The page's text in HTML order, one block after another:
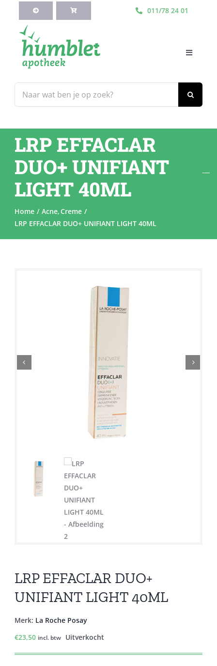
inhoud
011/78 24 01
naar:
Toggle
Webshop
Blog
Diensten
LRP EFFACLAR
DUO+ UNIFIANT
LIGHT 40ML
Home Acne Creme
LRP EFFACLAR DUO+ UNIFIANT LIGHT 40ML
LRP EFFACLAR DUO+
UNIFIANT LIGHT 40ML
Merk: La Roche Posay
€23,50 incl. btw Uitverkocht